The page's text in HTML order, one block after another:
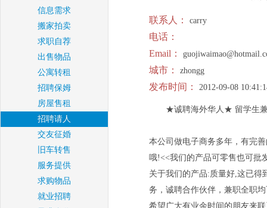
信息需求
搬家拍卖
求职自荐
出售物品
公寓转租
招聘保姆
房屋售租
招聘请人
交友征婚
旧车转售
服务提供
求购物品
就业招聘
联系人： carry
电话：
Email：
城市： zhongg
发布时间： 2012-09-08
★诚聘海外华人★ 留学生
本公司做电子商务多年，有完
哦!<<我们的产品可零售也可批
关于我们的产品:质量好,这已得
务，诚聘合作伙伴，兼职全职
希望广大有业余时间的朋友来